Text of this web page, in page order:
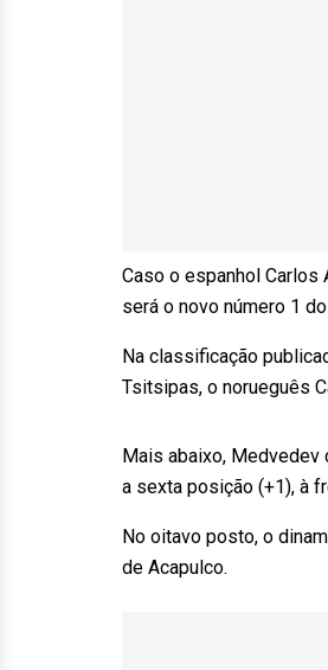
Caso o espanhol Carlos
será o novo número 1
Na classificação
Tsitsipas, o norueguês
Mais abaixo, Medvedev
a sexta posição (+1), à
No oitavo posto, o
de Acapulco.